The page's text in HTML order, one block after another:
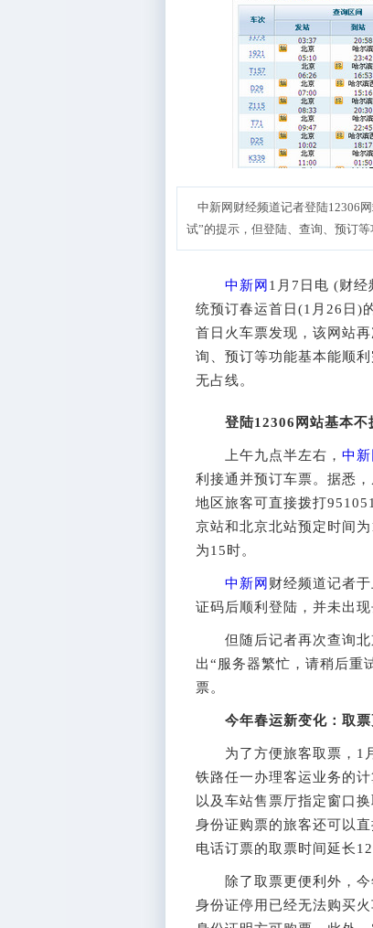
中新网财经频道记者登陆12306
试”的提示，但登陆、查询、预订等
中新网 1月7日电 (财经
统预订春运首日(1月26日)
首日火车票发现，该网站
询、预订等功能基本能顺
无占线。
登陆12306网站基本
上午九点半左右， 中新
利接通并预订车票。据悉
地区旅客可直接拨打
京站和北京北站预定时间
为15时。
中新网 财经频道记者
证码后顺利登陆，并未出
但随后记者再次查询北
出“服务器繁忙，请稍后重
票。
今年春运新变化：取
为了方便旅客取票，1月
铁路任一办理客运业务的
以及车站售票厅指定窗口
身份证购票的旅客还可以
电话订票的取票时间延长12
除了取票更便利外，今
身份证停用已经无法购买